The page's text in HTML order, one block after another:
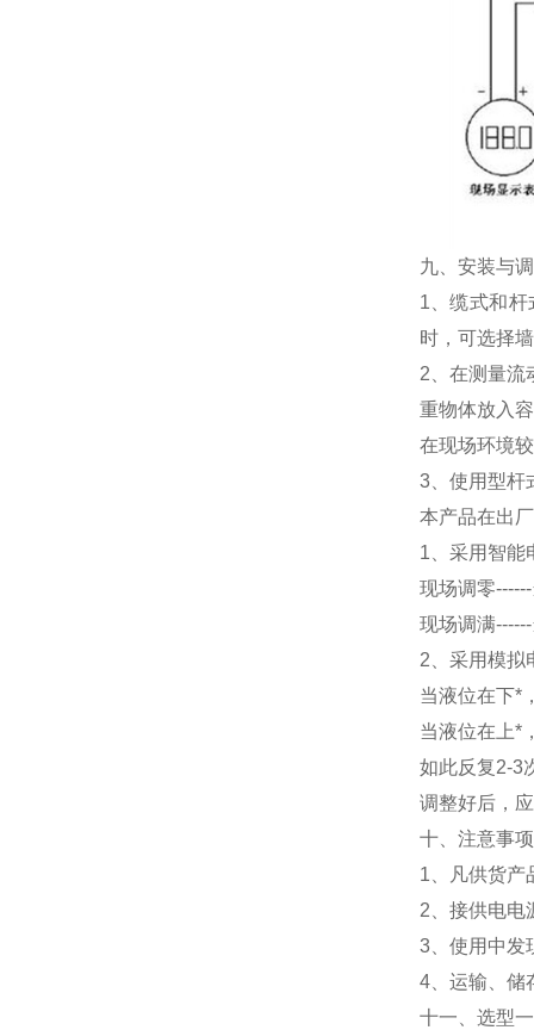
九、安装与
1、缆式和
时，可选择
2、在测量流
重物体放入
在现场环境
3、使用型杆
本产品在出
1、采用智能
现场调零
现场调满
2、采用模拟
当液位在下*
当液位在上*
如此反复2-3
调整好后，
十、注意事
1、凡供货产
2、接供电电
3、使用中发
4、运输、储
十一、选型